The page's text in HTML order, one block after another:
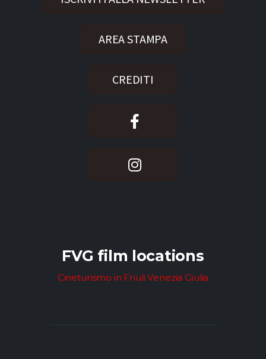
AREA STAMPA
CREDITI
FVG film locations
Cineturismo in Friuli Venezia Giulia